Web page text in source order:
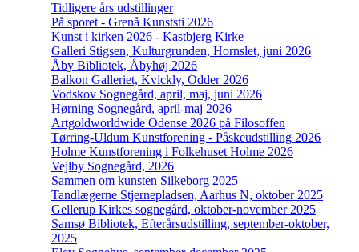
Tidligere års udstillinger
På sporet - Grenå Kunststi 2026
Kunst i kirken 2026 - Kastbjerg Kirke
Galleri Stigsen, Kulturgrunden, Hornslet, juni 2026
Åby Bibliotek, Åbyhøj 2026
Balkon Galleriet, Kvickly, Odder 2026
Vodskov Sognegård, april, maj, juni 2026
Hørning Sognegård, april-maj 2026
Artgoldworldwide Odense 2026 på Filosoffen
Tørring-Uldum Kunstforening - Påskeudstilling 2026
Holme Kunstforening i Folkehuset Holme 2026
Vejlby Sognegård, 2026
Sammen om kunsten Silkeborg 2025
Tandlægerne Stjernepladsen, Aarhus N, oktober 2025
Gellerup Kirkes sognegård, oktober-november 2025
Samsø Bibliotek, Efterårsudstilling, september-oktober,
2025